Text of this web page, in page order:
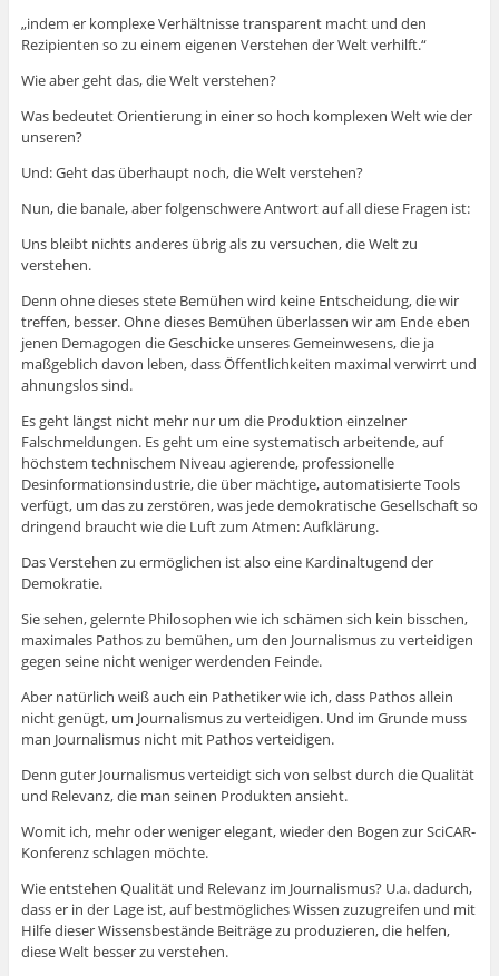
„indem er komplexe Verhältnisse transparent macht und den
Rezipienten so zu einem eigenen Verstehen der Welt verhilft.“
Wie aber geht das, die Welt verstehen?
Was bedeutet Orientierung in einer so hoch komplexen Welt wie der
unseren?
Und: Geht das überhaupt noch, die Welt verstehen?
Nun, die banale, aber folgenschwere Antwort auf all diese Fragen ist:
Uns bleibt nichts anderes übrig als zu versuchen, die Welt zu
verstehen.
Denn ohne dieses stete Bemühen wird keine Entscheidung, die wir
treffen, besser. Ohne dieses Bemühen überlassen wir am Ende eben
jenen Demagogen die Geschicke unseres Gemeinwesens, die ja
maßgeblich davon leben, dass Öffentlichkeiten maximal verwirrt und
ahnungslos sind.
Es geht längst nicht mehr nur um die Produktion einzelner
Falschmeldungen. Es geht um eine systematisch arbeitende, auf
höchstem technischem Niveau agierende, professionelle
Desinformationsindustrie, die über mächtige, automatisierte Tools
verfügt, um das zu zerstören, was jede demokratische Gesellschaft so
dringend braucht wie die Luft zum Atmen: Aufklärung.
Das Verstehen zu ermöglichen ist also eine Kardinaltugend der
Demokratie.
Sie sehen, gelernte Philosophen wie ich schämen sich kein bisschen,
maximales Pathos zu bemühen, um den Journalismus zu verteidigen
gegen seine nicht weniger werdenden Feinde.
Aber natürlich weiß auch ein Pathetiker wie ich, dass Pathos allein
nicht genügt, um Journalismus zu verteidigen. Und im Grunde muss
man Journalismus nicht mit Pathos verteidigen.
Denn guter Journalismus verteidigt sich von selbst durch die Qualität
und Relevanz, die man seinen Produkten ansieht.
Womit ich, mehr oder weniger elegant, wieder den Bogen zur SciCAR-
Konferenz schlagen möchte.
Wie entstehen Qualität und Relevanz im Journalismus? U.a. dadurch,
dass er in der Lage ist, auf bestmögliches Wissen zuzugreifen und mit
Hilfe dieser Wissensbestände Beiträge zu produzieren, die helfen,
diese Welt besser zu verstehen.